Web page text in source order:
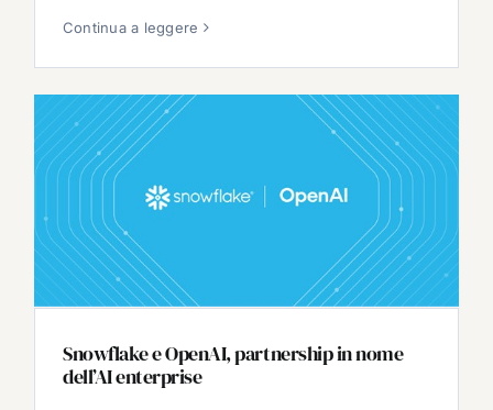
Continua a leggere
Snowflake e OpenAI, partnership in nome
dell’AI enterprise